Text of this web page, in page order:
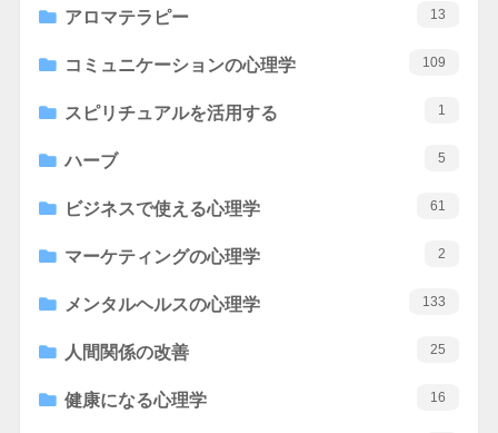
アロマテラピー 13
コミュニケーションの心理学 109
スピリチュアルを活用する 1
ハーブ 5
ビジネスで使える心理学 61
マーケティングの心理学 2
メンタルヘルスの心理学 133
人間関係の改善 25
健康になる心理学 16